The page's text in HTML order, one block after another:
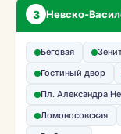
3 Невско-
Беговая
Гостиный двор
Пл. Александра
Ломоносовская